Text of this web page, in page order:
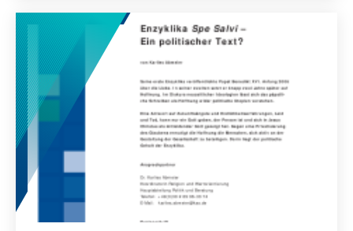
Afrikas Herrschereine willkommene
Gelegenheit, ihren Raum zum
Manövrierengegenüber den westlichen
Gebern und deren Forderungen nach
goodgovernance zu erweitern.